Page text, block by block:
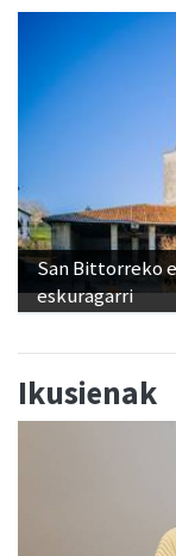
San Bittorreko
eskuragarri
Ikusienak